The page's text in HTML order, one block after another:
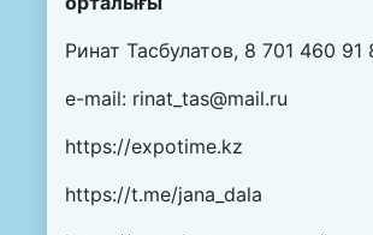
Ринат Тасбулатов, 8 701 460 91
e-mail: rinat_tas@mail.ru
https://expotime.kz
https://t.me/jana_dala